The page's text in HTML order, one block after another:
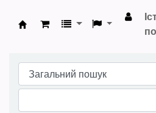
Бібліотека НТШ ›